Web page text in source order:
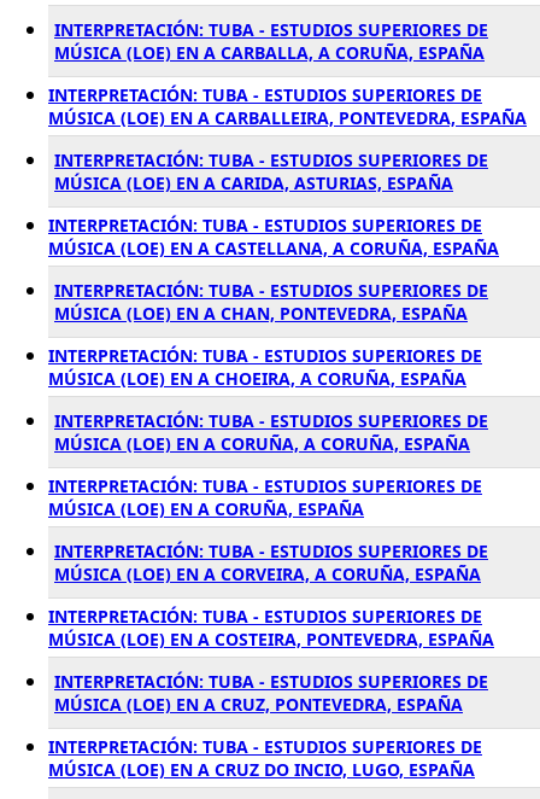
INTERPRETACIÓN: TUBA - ESTUDIOS SUPERIORES DE
MÚSICA (LOE) EN A CARBALLA, A CORUÑA, ESPAÑA
INTERPRETACIÓN: TUBA - ESTUDIOS SUPERIORES DE
MÚSICA (LOE) EN A CARBALLEIRA, PONTEVEDRA, ESPAÑA
INTERPRETACIÓN: TUBA - ESTUDIOS SUPERIORES DE
MÚSICA (LOE) EN A CARIDA, ASTURIAS, ESPAÑA
INTERPRETACIÓN: TUBA - ESTUDIOS SUPERIORES DE
MÚSICA (LOE) EN A CASTELLANA, A CORUÑA, ESPAÑA
INTERPRETACIÓN: TUBA - ESTUDIOS SUPERIORES DE
MÚSICA (LOE) EN A CHAN, PONTEVEDRA, ESPAÑA
INTERPRETACIÓN: TUBA - ESTUDIOS SUPERIORES DE
MÚSICA (LOE) EN A CHOEIRA, A CORUÑA, ESPAÑA
INTERPRETACIÓN: TUBA - ESTUDIOS SUPERIORES DE
MÚSICA (LOE) EN A CORUÑA, A CORUÑA, ESPAÑA
INTERPRETACIÓN: TUBA - ESTUDIOS SUPERIORES DE
MÚSICA (LOE) EN A CORUÑA, ESPAÑA
INTERPRETACIÓN: TUBA - ESTUDIOS SUPERIORES DE
MÚSICA (LOE) EN A CORVEIRA, A CORUÑA, ESPAÑA
INTERPRETACIÓN: TUBA - ESTUDIOS SUPERIORES DE
MÚSICA (LOE) EN A COSTEIRA, PONTEVEDRA, ESPAÑA
INTERPRETACIÓN: TUBA - ESTUDIOS SUPERIORES DE
MÚSICA (LOE) EN A CRUZ, PONTEVEDRA, ESPAÑA
INTERPRETACIÓN: TUBA - ESTUDIOS SUPERIORES DE
MÚSICA (LOE) EN A CRUZ DO INCIO, LUGO, ESPAÑA